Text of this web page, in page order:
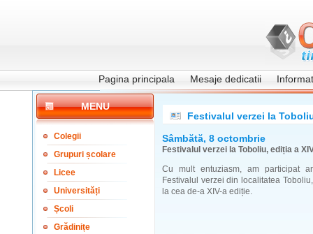
Pagina principala Mesaje dedicatii
MENU
Colegii
Grupuri școlare
Licee
Universități
Școli
Grădinițe
Festivalul verzei la
Sâmbătă, 8 octombrie
Festivalul verzei la Toboliu, ediția a
Cu mult entuziasm, am participat
Festivalul verzei din localitatea
la cea de-a XIV-a ediție.